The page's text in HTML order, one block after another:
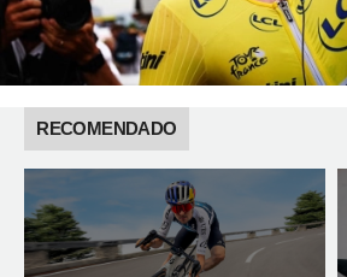
RECOMENDADO